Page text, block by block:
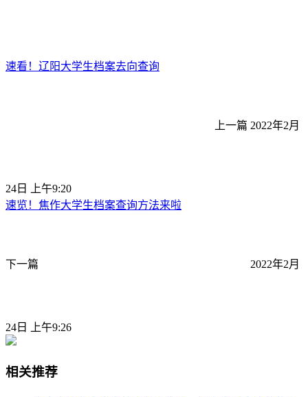
速看！辽阳大学生档案去向查询
上一篇 2022年2月
24日 上午9:20
速览！焦作大学生档案查询方法来啦
下一篇 2022年2月
24日 上午9:26
相关推荐